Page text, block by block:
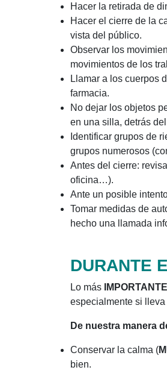
Hacer la retirada de
Hacer el cierre de la
vista del público.
Observar los
movimientos de los
Llamar a los cuerpos
farmacia.
No dejar los objetos
en una silla, detrás
Identificar grupos de
grupos numerosos
Antes del cierre:
oficina…).
Ante un posible
Tomar medidas de
hecho una llamada
DURANTE
Lo más IMPORTANTE
especialmente si lleva
De nuestra manera
Conservar la calma (
bien.